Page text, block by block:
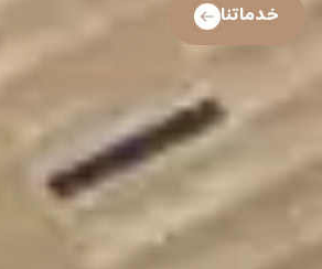
خدماتنا